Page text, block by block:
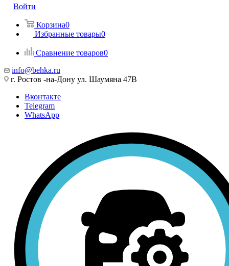
Войти
Корзина0
Избранные товары0
Сравнение товаров0
info@behka.ru
г. Ростов -на-Дону ул. Шаумяна 47В
Вконтакте
Telegram
WhatsApp